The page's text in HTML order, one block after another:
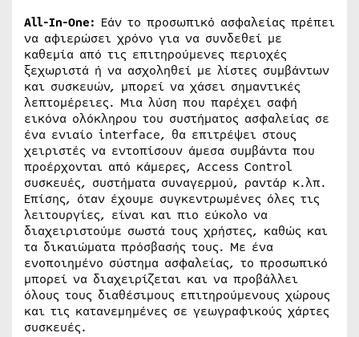
All-In-One: Εάν το προσωπικό ασφαλείας πρέπει
να αφιερώσει χρόνο για να συνδεθεί με
καθεμία από τις επιτηρούμενες περιοχές
ξεχωριστά ή να ασχοληθεί με λίστες συμβάντων
και συσκευών, μπορεί να χάσει σημαντικές
λεπτομέρειες. Μια λύση που παρέχει σαφή
εικόνα ολόκληρου του συστήματος ασφαλείας σε
ένα ενιαίο interface, θα επιτρέψει στους
χειριστές να εντοπίσουν άμεσα συμβάντα που
προέρχονται από κάμερες, Access Control
συσκευές, συστήματα συναγερμού, ραντάρ κ.λπ.
Επίσης, όταν έχουμε συγκεντρωμένες όλες τις
λειτουργίες, είναι και πιο εύκολο να
διαχειριστούμε σωστά τους χρήστες, καθώς και
τα δικαιώματα πρόσβασής τους. Με ένα
ενοποιημένο σύστημα ασφαλείας, το προσωπικό
μπορεί να διαχειρίζεται και να προβάλλει
όλους τους διαθέσιμους επιτηρούμενους χώρους
και τις κατανεμημένες σε γεωγραφικούς χάρτες
συσκευές.